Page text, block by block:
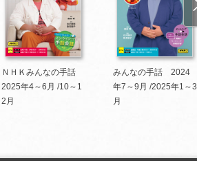
ＮＨＫみんなの手話
2025年4～6月 /10～1
2月
みんなの手話 2024
年7～9月 /2025年1～3
月